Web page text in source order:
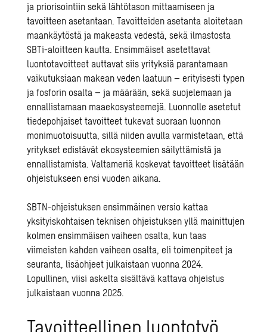
ja priorisointiin sekä lähtötason mittaamiseen ja
tavoitteen asetantaan. Tavoitteiden asetanta aloitetaan
maankäytöstä ja makeasta vedestä, sekä ilmastosta
SBTi-aloitteen kautta. Ensimmäiset asetettavat
luontotavoitteet auttavat siis yrityksiä parantamaan
vaikutuksiaan makean veden laatuun – erityisesti typen
ja fosforin osalta – ja määrään, sekä suojelemaan ja
ennallistamaan maaekosysteemejä. Luonnolle asetetut
tiedepohjaiset tavoitteet tukevat suoraan luonnon
monimuotoisuutta, sillä niiden avulla varmistetaan, että
yritykset edistävät ekosysteemien säilyttämistä ja
ennallistamista. Valtameriä koskevat tavoitteet lisätään
ohjeistukseen ensi vuoden aikana.
SBTN-ohjeistuksen ensimmäinen versio kattaa
yksityiskohtaisen teknisen ohjeistuksen yllä mainittujen
kolmen ensimmäisen vaiheen osalta, kun taas
viimeisten kahden vaiheen osalta, eli toimenpiteet ja
seuranta, lisäohjeet julkaistaan vuonna 2024.
Lopullinen, viisi askelta sisältävä kattava ohjeistus
julkaistaan vuonna 2025.
Tavoitteellinen luontotyö